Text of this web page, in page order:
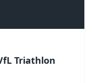
Triathlon